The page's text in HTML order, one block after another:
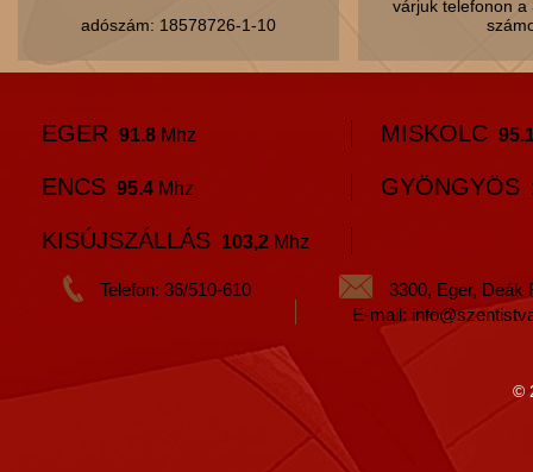
adószám: 18578726-1-10
várjuk telefonon
EGER 91.8 Mhz MISKOLC
ENCS 95.4 Mhz GYÖNGYÖS
KISÚJSZÁLLÁS 103,2 Mhz
Telefon: 36/510-610
3300, Eger, Deák
E-mail:
©